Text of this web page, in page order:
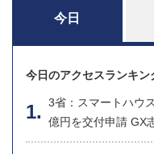
今日
今日のアクセスランキン
3省：スマートハウ
億円を交付申請 GX